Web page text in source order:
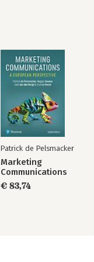
Patrick de Pelsmacker
Marketing
Communications
€ 83,74